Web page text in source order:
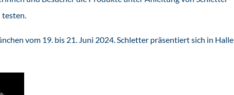
testen.
vom 19. bis 21. Juni 2024. Schletter präsentiert sich in Halle